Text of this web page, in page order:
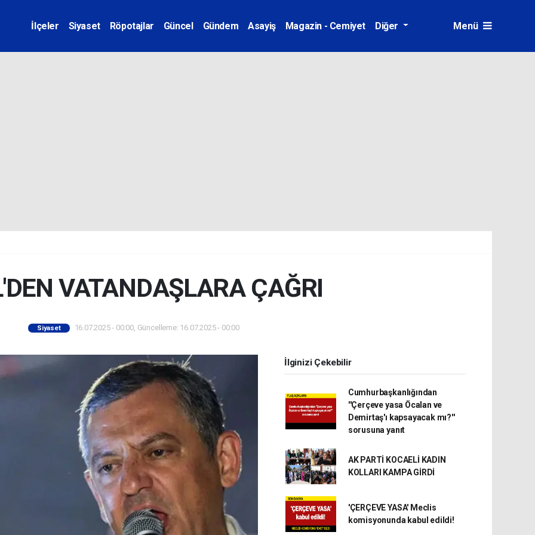
İlçeler Siyaset Röpotajlar Güncel Gündem Asayiş Magazin - Cemiyet Diğer Menü
VATANDAŞLARA ÇAĞRI
Siyaset 16.07.2025 - 00:00, Güncelleme: 16.07.2025 - 00:00
İlginizi Çekebilir
Cumhurbaşkanlığından
''Çerçeve yasa Öcalan ve
Demirtaş'ı kapsayacak mı?''
sorusuna yanıt
AK PARTİ KOCAELİ KADIN
KOLLARI KAMPA GİRDİ
'ÇERÇEVE YASA' Meclis
komisyonunda kabul edildi!